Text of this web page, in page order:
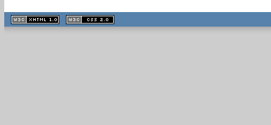
XHTML
1.1 valide
2.0 valide